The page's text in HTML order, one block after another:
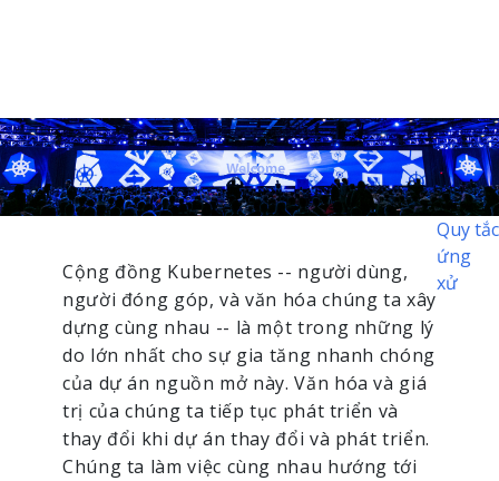
Cộng đồng Kubernetes -- người dùng,
người đóng góp, và văn hóa chúng ta xây
dựng cùng nhau -- là một trong những lý
do lớn nhất cho sự gia tăng nhanh chóng
của dự án nguồn mở này. Văn hóa và giá
trị của chúng ta tiếp tục phát triển và
thay đổi khi dự án thay đổi và phát triển.
Chúng ta làm việc cùng nhau hướng tới
Quy tắc
ứng
xử